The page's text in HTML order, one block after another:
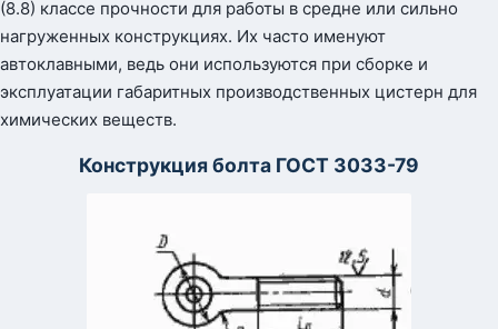
(8.8) классе прочности для работы в средне или сильно
нагруженных конструкциях. Их часто именуют
автоклавными, ведь они используются при сборке и
эксплуатации габаритных производственных цистерн для
химических веществ.
Конструкция болта ГОСТ 3033-79